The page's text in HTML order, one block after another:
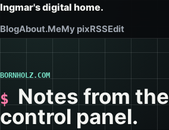
Ingmar's digital home.
BlogAbout.MeMy pixRSSEdit
BORNHOLZ.COM
Notes from the
control panel.